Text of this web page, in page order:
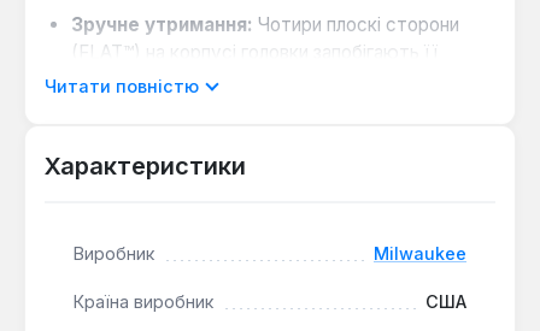
Зручне утримання: Чотири плоскі сторони
(FLAT™) на корпусі головки запобігають її
скочуванню з рівних поверхонь і полегшують
Швидка ідентифікація:
Універсальне кріплення:Хвостовик розміром
стандартів і сумісний з більшістю гайковертів
Читати повністю
Характеристики
Виробник Milwaukee
Країна виробник США